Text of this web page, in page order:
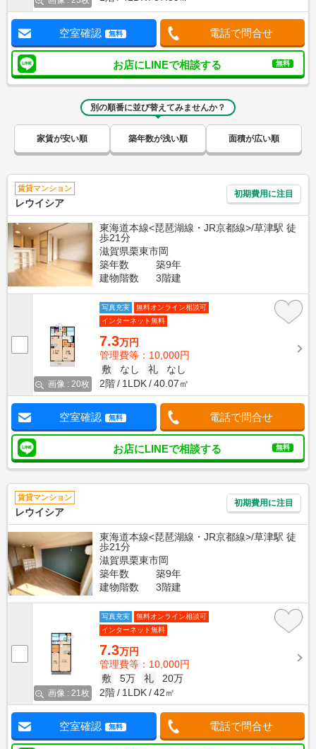
空室確認 無料 電話で問合せ
お店にLINEで相談する 無料
別の順番に並び替えてみませんか？
家賃が安い順 築年数が浅い順 面積が広い順
賃貸マンション
レウイシア
初期費用に注目
東海道本線<琵琶湖線・JR京都線>/草津駅 徒
歩21分
滋賀県栗東市岡
築年数
築9年
建物階数
3階建
画像 : 20枚
写真充実
無料オンライン相談可
インターネット無料
7.3万円
管理費等：10,000円
敷
なし 礼
なし
2階
1LDK 40.07㎡
空室確認 無料 電話で問合せ
お店にLINEで相談する 無料
賃貸マンション
レウイシア
初期費用に注目
東海道本線<琵琶湖線・JR京都線>/草津駅 徒
歩21分
滋賀県栗東市岡
築年数
築9年
建物階数
3階建
画像 : 21枚
写真充実
無料オンライン相談可
インターネット無料
7.3万円
管理費等：10,000円
敷
5万 礼
20万
2階
1LDK 42㎡
空室確認 無料 電話で問合せ